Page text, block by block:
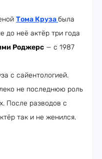
Тома Круза была
до неё актёр три года
Роджерс — с 1987
с сайентологией.
не последнюю роль
После разводов с
так и не женился.